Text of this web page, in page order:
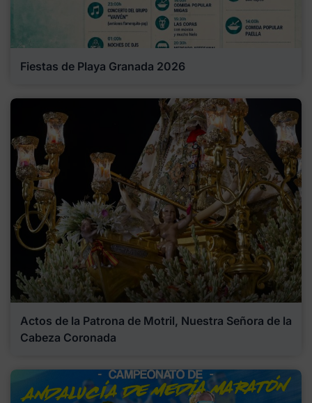
Fiestas de Playa Granada 2026
Actos de la Patrona de Motril, Nuestra Señora de la
Cabeza Coronada